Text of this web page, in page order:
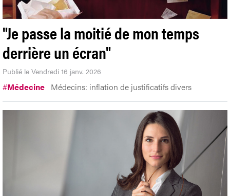
"Je passe la moitié de mon temps
derrière un écran"
Publié le Vendredi 16 janv. 2026
#Médecine Médecins: inflation de justificatifs divers